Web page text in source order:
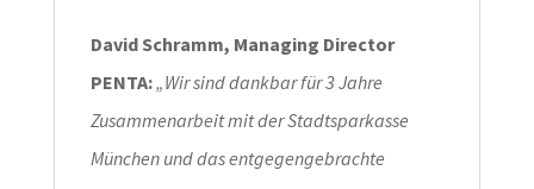
David Schramm, Managing Director
PENTA:„Wir sind dankbar für 3 Jahre
Zusammenarbeit mit der Stadtsparkasse
München und das entgegengebrachte